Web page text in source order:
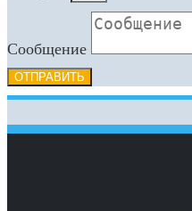
Сообщение
ОТПРАВИТЬ